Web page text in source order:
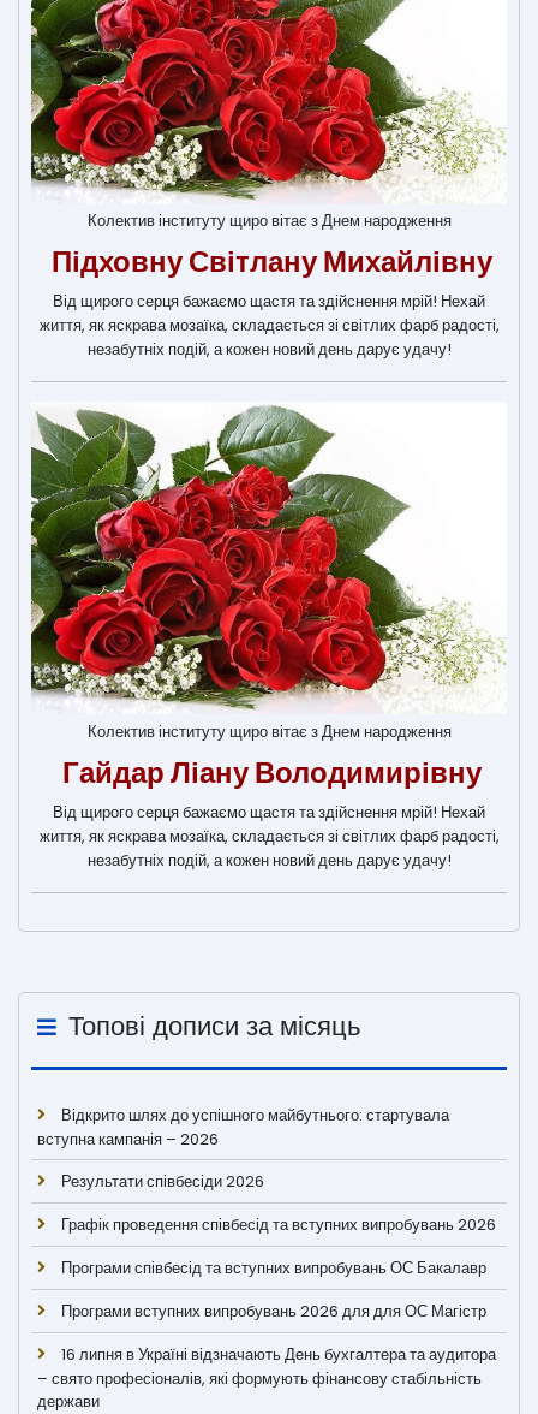
Колектив інституту щиро вітає з Днем народження
Підховну Світлану Михайлівну
Від щирого серця бажаємо щастя та здійснення мрій! Нехай
життя, як яскрава мозаїка, складається зі світлих фарб радості,
незабутніх подій, а кожен новий день дарує удачу!
Колектив інституту щиро вітає з Днем народження
Гайдар Ліану Володимирівну
Від щирого серця бажаємо щастя та здійснення мрій! Нехай
життя, як яскрава мозаїка, складається зі світлих фарб радості,
незабутніх подій, а кожен новий день дарує удачу!
Топові дописи за місяць
Відкрито шлях до успішного майбутнього: стартувала
вступна кампанія – 2026
Результати співбесіди 2026
Графік проведення співбесід та вступних випробувань 2026
Програми співбесід та вступних випробувань ОС Бакалавр
Програми вступних випробувань 2026 для для ОС Магістр
16 липня в Україні відзначають День бухгалтера та аудитора
– свято професіоналів, які формують фінансову стабільність
держави